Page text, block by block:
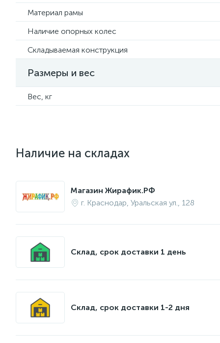
Материал рамы
Наличие опорных колес
Складываемая конструкция
Размеры и вес
Вес, кг
Наличие на складах
Магазин Жирафик.РФ
г. Краснодар, Уральская ул., 128
Склад, срок доставки 1 день
Склад, срок доставки 1-2 дня